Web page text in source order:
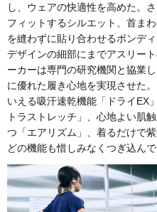
し、ウェアの快適性を高めた。
フィットするシルエット、首ま
を縫わずに貼り合わせるボンデ
デザインの細部にまでアスリー
ーカーは専門の研究機関と協業
に優れた履き心地を実現させた
いえる吸汗速乾機能「ドライEX
トラストレッチ」、心地よい肌
つ「エアリズム」、着るだけで
どの機能も惜しみなくつぎ込んで